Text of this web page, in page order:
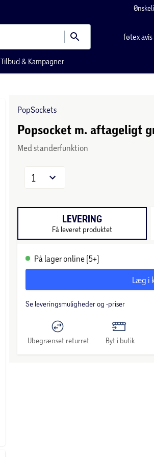
føtex avis
Tilbud & Kampagner
PopSockets
Popsocket m. aftageligt
Med standerfunktion
1
LEVERING
Få leveret produktet
På lager online (5+)
Læg i
Se leveringsmuligheder og -priser
Ubegrænset returret Byt i butik